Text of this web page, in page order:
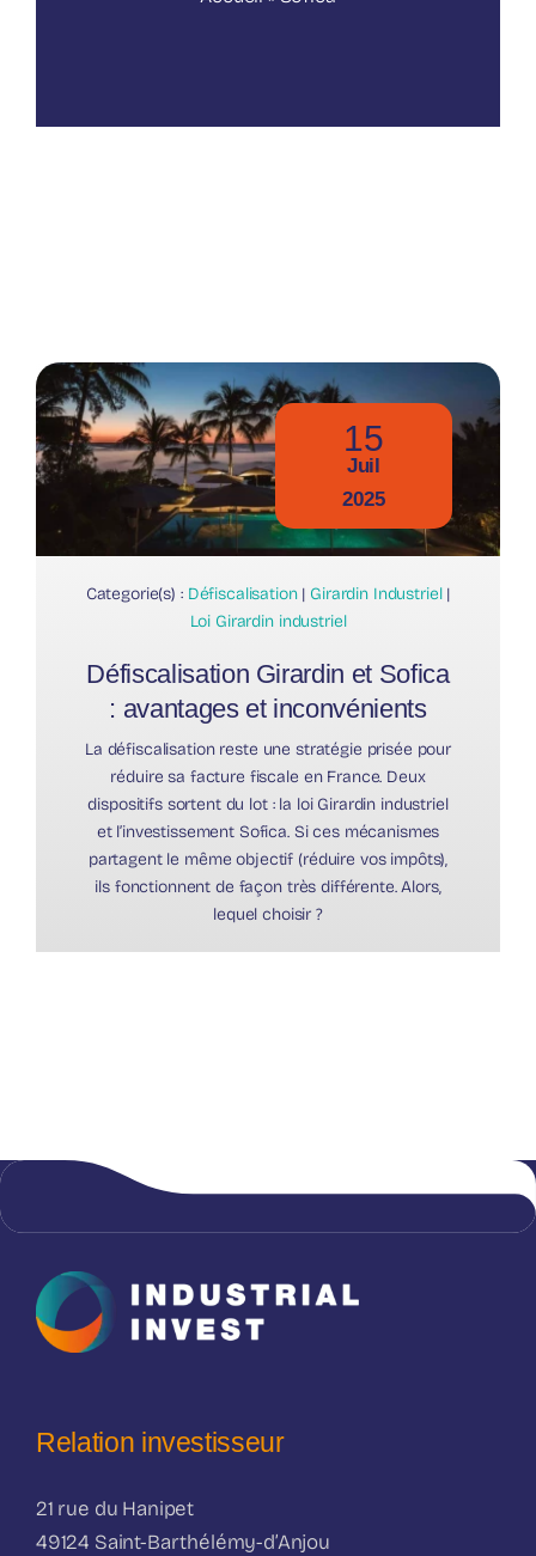
15
Juil
2025
Categorie(s) : Défiscalisation| Girardin Industriel|
Loi Girardin industriel
Défiscalisation Girardin et Sofica
: avantages et inconvénients
La défiscalisation reste une stratégie prisée pour
réduire sa facture fiscale en France. Deux
dispositifs sortent du lot : la loi Girardin industriel
et l’investissement Sofica. Si ces mécanismes
partagent le même objectif (réduire vos impôts),
ils fonctionnent de façon très différente. Alors,
lequel choisir ?
Relation investisseur
21 rue du Hanipet
49124 Saint-Barthélémy-d’Anjou